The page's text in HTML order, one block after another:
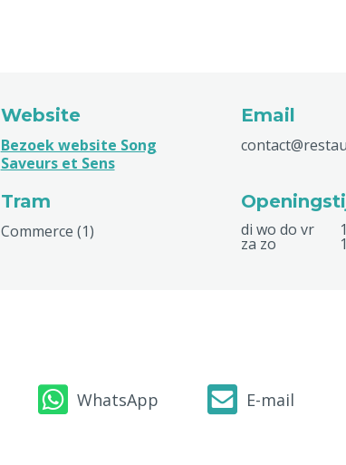
Website
Bezoek website Song
Saveurs et Sens
Email
Tram
Commerce (1) di wo do vr
za zo
WhatsApp E-mail